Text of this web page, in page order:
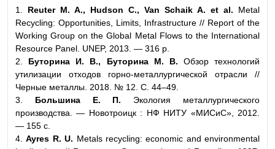
1. Reuter M. A., Hudson C., Van Schaik A. et al. Metal
Recycling: Opportunities, Limits, Infrastructure // Report of the
Working Group on the Global Metal Flows to the International
Resource Panel. UNEP, 2013. — 316 p.
2. Буторина И. В., Буторина М. В. Обзор технологий
утилизации отходов горно-металлургической отрасли //
Черные металлы. 2018. № 12. С. 44–49.
3.
Большина Е. П. Экология металлургического
производства. — Новотроицк : НФ НИТУ «МИСиС», 2012.
— 155 с.
4.Ayres R. U. Metals recycling: economic and environmental